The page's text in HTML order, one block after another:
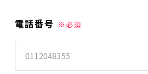
電話番号 ※必須